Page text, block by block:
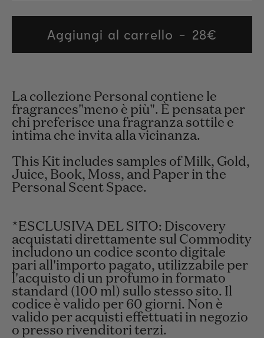
Aggiungi al carrello
Regular
price
28€
La collezione Personal contiene le
fragrances"meno è più". È pensata per
chi preferisce una fragranza sottile e
intima che invita alla vicinanza.
This Kit includes samples of Milk, Gold,
Juice, Book, Moss, and Paper in the
Personal Scent Space.
*ESCLUSIVA DEL SITO: Discovery
acquistati direttamente sul Commodity
includono un codice sconto digitale
pari all'importo pagato, utilizzabile per
l'acquisto di un profumo in formato
standard (100 ml) sullo stesso sito. Il
codice è valido per 60 giorni. Non è
valido per acquisti effettuati in negozio
o presso rivenditori terzi.